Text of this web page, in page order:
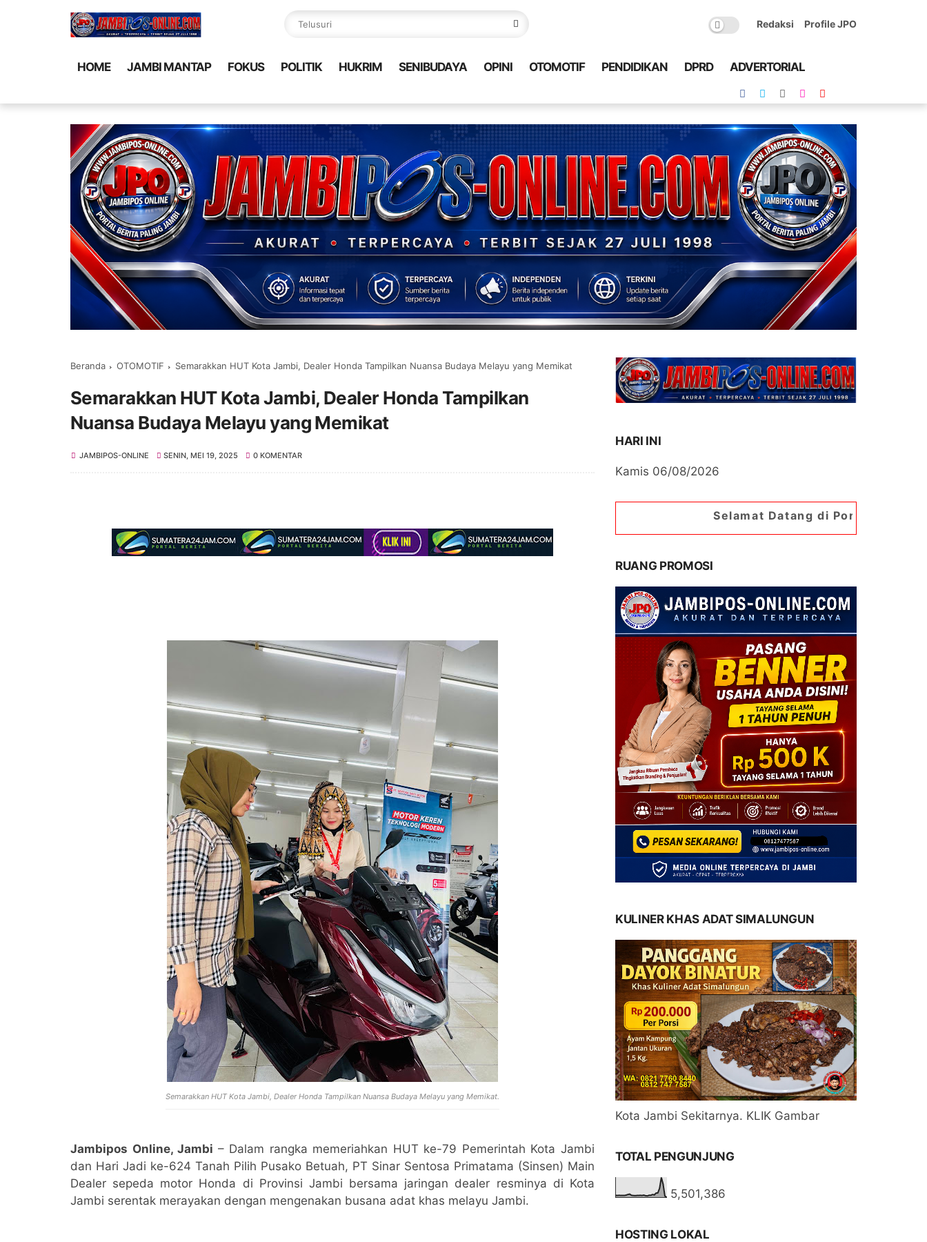
Redaksi Profile JPO
HOME JAMBI MANTAP FOKUS POLITIK HUKRIM SENIBUDAYA OPINI OTOMOTIF PENDIDIKAN DPRD ADVERTORIAL
Beranda OTOMOTIF Semarakkan HUT Kota Jambi, Dealer Honda Tampilkan Nuansa Budaya Melayu yang Memikat
Semarakkan HUT Kota Jambi, Dealer Honda Tampilkan
Nuansa Budaya Melayu yang Memikat
JAMBIPOS-ONLINE SENIN, MEI 19, 2025 0 KOMENTAR
Semarakkan HUT Kota Jambi, Dealer Honda Tampilkan Nuansa Budaya Melayu yang Memikat.
Jambipos Online, Jambi – Dalam rangka memeriahkan HUT ke-79 Pemerintah Kota Jambi
dan Hari Jadi ke-624 Tanah Pilih Pusako Betuah, PT Sinar Sentosa Primatama (Sinsen) Main
Dealer sepeda motor Honda di Provinsi Jambi bersama jaringan dealer resminya di Kota
Jambi serentak merayakan dengan mengenakan busana adat khas melayu Jambi.
HARI INI
Kamis 06/08/2026
Selamat Datang di Portal Berita Jambipos
RUANG PROMOSI
KULINER KHAS ADAT SIMALUNGUN
Kota Jambi Sekitarnya. KLIK Gambar
TOTAL PENGUNJUNG
5,501,386
HOSTING LOKAL